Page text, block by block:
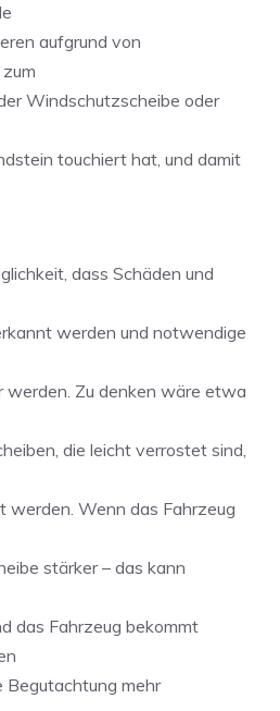
aufgrund von
Windschutzscheibe oder
touchiert hat, und damit
dass Schäden und
werden und notwendige
werden. Zu denken wäre etwa
die leicht verrostet sind,
werden. Wenn das Fahrzeug
stärker – das kann
das Fahrzeug bekommt
Begutachtung mehr